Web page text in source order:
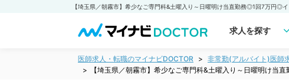
求人を探す
医師求人・転職のマイナビDOCTOR 非常勤(アルバイト)医師
【埼玉県／朝霧市】希少なご専門科&土曜入り～日曜明け当